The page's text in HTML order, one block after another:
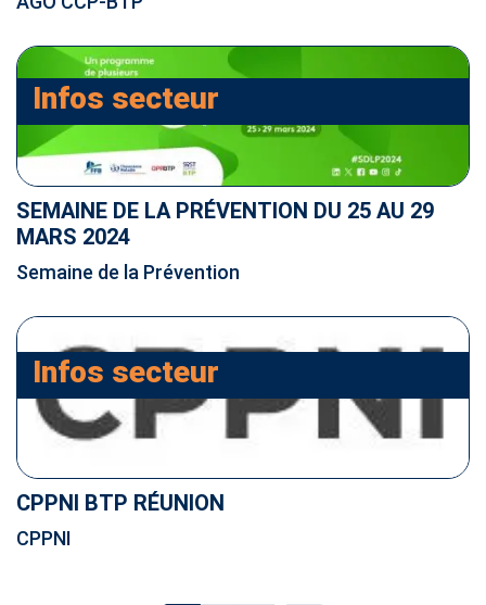
Infos secteur
SEMAINE DE LA PRÉVENTION DU 25 AU 29
MARS 2024
Semaine de la Prévention
Infos secteur
CPPNI BTP RÉUNION
CPPNI